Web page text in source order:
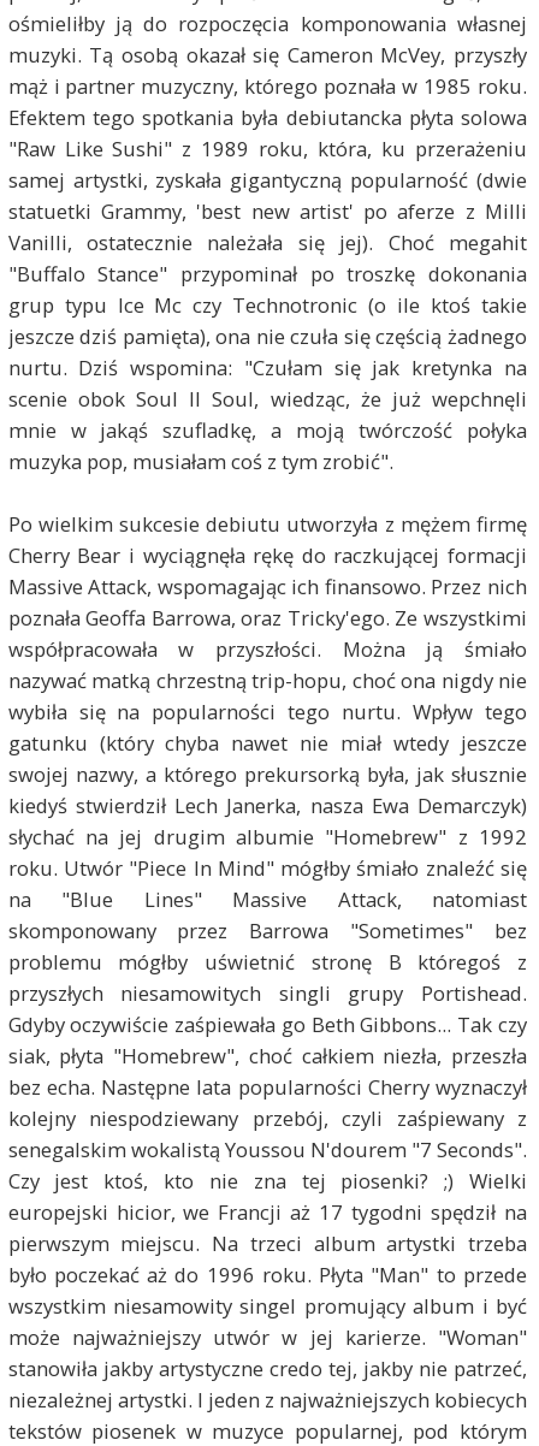
ośmieliłby ją do rozpoczęcia komponowania własnej
muzyki. Tą osobą okazał się Cameron McVey, przyszły
mąż i partner muzyczny, którego poznała w 1985 roku.
Efektem tego spotkania była debiutancka płyta solowa
"Raw Like Sushi" z 1989 roku, która, ku przerażeniu
samej artystki, zyskała gigantyczną popularność (dwie
statuetki Grammy, 'best new artist' po aferze z Milli
Vanilli, ostatecznie należała się jej). Choć megahit
"Buffalo Stance" przypominał po troszkę dokonania
grup typu Ice Mc czy Technotronic (o ile ktoś takie
jeszcze dziś pamięta), ona nie czuła się częścią żadnego
nurtu. Dziś wspomina: "Czułam się jak kretynka na
scenie obok Soul II Soul, wiedząc, że już wepchnęli
mnie w jakąś szufladkę, a moją twórczość połyka
muzyka pop, musiałam coś z tym zrobić".
Po wielkim sukcesie debiutu utworzyła z mężem firmę
Cherry Bear i wyciągnęła rękę do raczkującej formacji
Massive Attack, wspomagając ich finansowo. Przez nich
poznała Geoffa Barrowa, oraz Tricky'ego. Ze wszystkimi
współpracowała w przyszłości. Można ją śmiało
nazywać matką chrzestną trip-hopu, choć ona nigdy nie
wybiła się na popularności tego nurtu. Wpływ tego
gatunku (który chyba nawet nie miał wtedy jeszcze
swojej nazwy, a którego prekursorką była, jak słusznie
kiedyś stwierdził Lech Janerka, nasza Ewa Demarczyk)
słychać na jej drugim albumie "Homebrew" z 1992
roku. Utwór "Piece In Mind" mógłby śmiało znaleźć się
na "Blue Lines" Massive Attack, natomiast
skomponowany przez Barrowa "Sometimes" bez
problemu mógłby uświetnić stronę B któregoś z
przyszłych niesamowitych singli grupy Portishead.
Gdyby oczywiście zaśpiewała go Beth Gibbons... Tak czy
siak, płyta "Homebrew", choć całkiem niezła, przeszła
bez echa. Następne lata popularności Cherry wyznaczył
kolejny niespodziewany przebój, czyli zaśpiewany z
senegalskim wokalistą Youssou N'dourem "7 Seconds".
Czy jest ktoś, kto nie zna tej piosenki? ;) Wielki
europejski hicior, we Francji aż 17 tygodni spędził na
pierwszym miejscu. Na trzeci album artystki trzeba
było poczekać aż do 1996 roku. Płyta "Man" to przede
wszystkim niesamowity singel promujący album i być
może najważniejszy utwór w jej karierze. "Woman"
stanowiła jakby artystyczne credo tej, jakby nie patrzeć,
niezależnej artystki. I jeden z najważniejszych kobiecych
tekstów piosenek w muzyce popularnej, pod którym